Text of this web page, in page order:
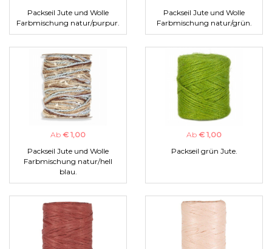
Packseil Jute und Wolle
Farbmischung natur/purpur.
Packseil Jute und Wolle
Farbmischung natur/grün.
Ab € 1,00
Packseil Jute und Wolle
Farbmischung natur/hell
blau.
Ab € 1,00
Packseil grün Jute.